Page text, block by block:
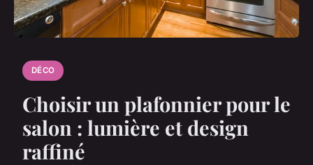
DÉCO
Choisir un plafonnier pour le
salon : lumière et design
raffiné